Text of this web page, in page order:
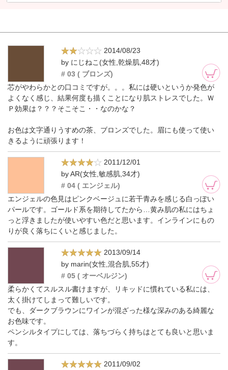
2014/08/23
by にじねこ(女性,乾燥肌,48才)
# 03 ( ブロンズ)
芯がやわらかとの口コミですが。。。私には硬いというか発色が
よくなく感じ、結果何度も描くことになり肌ストレスでした。Ｗ
Ｐ効果は？？？そこそこ・・なのかな？
お色は文字通りうすめの茶、ブロンズでした。眉にも使って使い
きるように頑張ります！
2011/12/01
by AR(女性,敏感肌,34才)
# 04 ( エンジェル)
エンジェルの色見はピンクベージュに若干青みを感じる白っぽい
パールです。ゴールド系を期待してたから…黄み肌の私にはちょ
っと浮きましたが使いやすい色だと思います。インラインにもの
りが良く落ちにくいと感じました。
2013/09/14
by marin(女性,混合肌,55才)
# 05 ( オーベルジン)
柔らかくてスルスル書けますが、リキッドに慣れている私には、
太く掛けてしまって難しいです。
でも、ダークブラウンにワインが混ざった様な深みのある綺麗な
お色味です。
ペンシルタイプにしては、落ちづらく持ちはとても良いと思いま
す。
2011/09/02